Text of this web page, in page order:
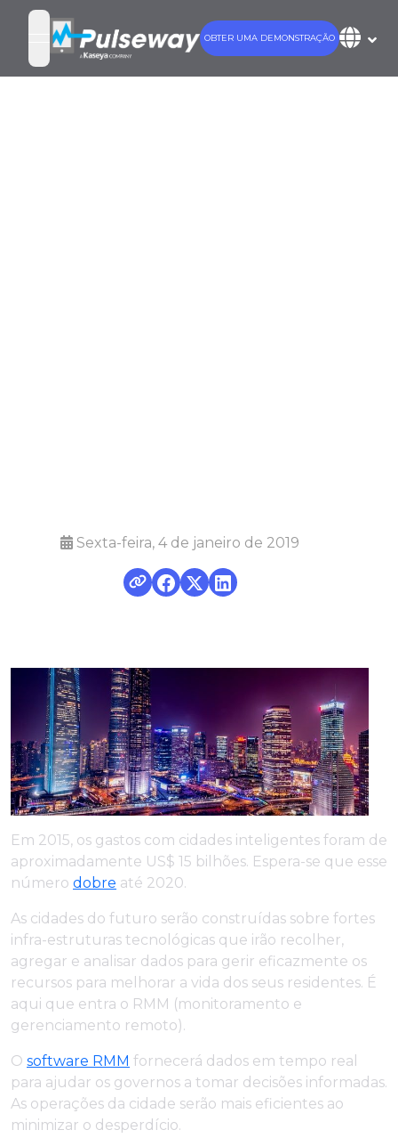
open navigation menu
OBTER UMA DEMONSTRAÇÃO
Sexta-feira, 4 de janeiro de 2019
Em 2015, os gastos com cidades inteligentes foram de
aproximadamente US$ 15 bilhões. Espera-se que esse
número dobre até 2020.
As cidades do futuro serão construídas sobre fortes
infra-estruturas tecnológicas que irão recolher,
agregar e analisar dados para gerir eficazmente os
recursos para melhorar a vida dos seus residentes. É
aqui que entra o RMM (monitoramento e
gerenciamento remoto).
O software RMM fornecerá dados em tempo real
para ajudar os governos a tomar decisões informadas.
As operações da cidade serão mais eficientes ao
minimizar o desperdício.